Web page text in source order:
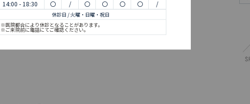
14:00 - 18:30
〇 / 〇 〇 〇 〇 /
休診日 / 火曜・日曜・祝日
※医院都合により休診となることがあります。
※ご来院前に電話にてご確認ください。